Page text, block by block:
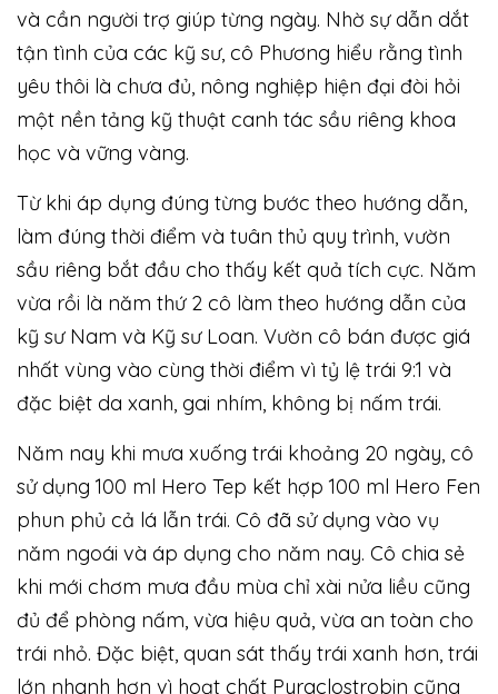
và cần người trợ giúp từng ngày. Nhờ sự dẫn dắt
tận tình của các kỹ sư, cô Phương hiểu rằng tình
yêu thôi là chưa đủ, nông nghiệp hiện đại đòi hỏi
một nền tảng kỹ thuật canh tác sầu riêng khoa
học và vững vàng.
Từ khi áp dụng đúng từng bước theo hướng dẫn,
làm đúng thời điểm và tuân thủ quy trình, vườn
sầu riêng bắt đầu cho thấy kết quả tích cực. Năm
vừa rồi là năm thứ 2 cô làm theo hướng dẫn của
kỹ sư Nam và Kỹ sư Loan. Vườn cô bán được giá
nhất vùng vào cùng thời điểm vì tỷ lệ trái 9:1 và
đặc biệt da xanh, gai nhím, không bị nấm trái.
Năm nay khi mưa xuống trái khoảng 20 ngày, cô
sử dụng 100 ml Hero Tep kết hợp 100 ml Hero Fen
phun phủ cả lá lẫn trái. Cô đã sử dụng vào vụ
năm ngoái và áp dụng cho năm nay. Cô chia sẻ
khi mới chơm mưa đầu mùa chỉ xài nửa liều cũng
đủ để phòng nấm, vừa hiệu quả, vừa an toàn cho
trái nhỏ. Đặc biệt, quan sát thấy trái xanh hơn, trái
lớn nhanh hơn vì hoạt chất Pyraclostrobin cũng